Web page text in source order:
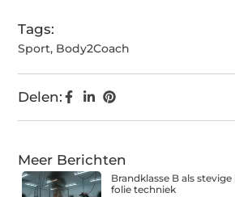
Tags:
Sport, Body2Coach
Delen:
Meer Berichten
Brandklasse B als
folie techniek